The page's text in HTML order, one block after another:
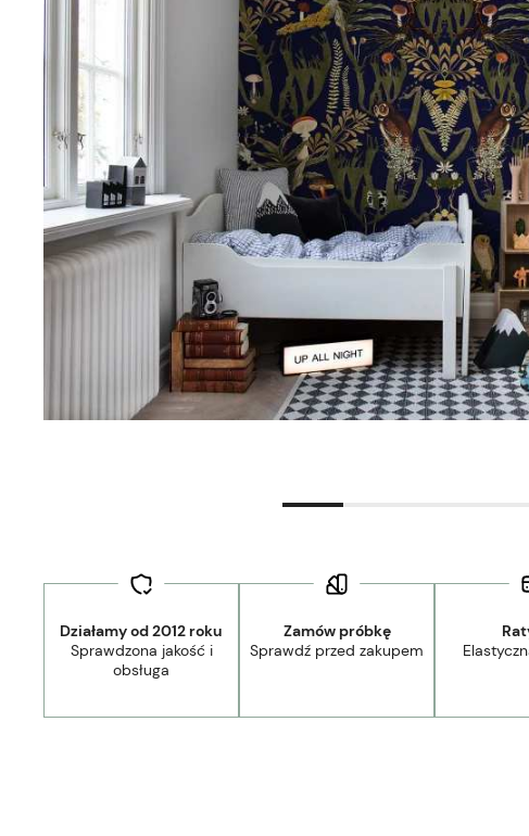
Działamy od 2012 roku
Sprawdzona jakość i
obsługa
Zamów próbkę
Sprawdź przed zakupem